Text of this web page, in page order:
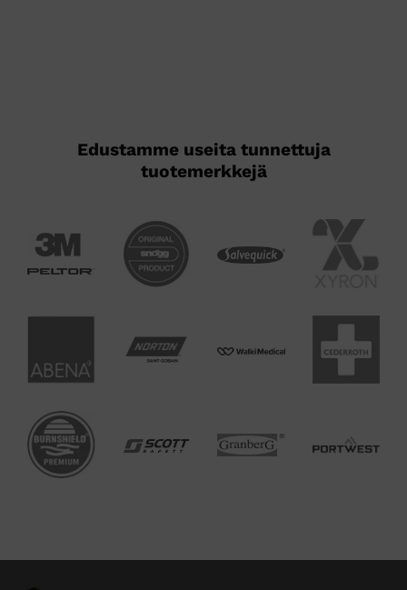
Edustamme useita tunnettuja
tuotemerkkejä